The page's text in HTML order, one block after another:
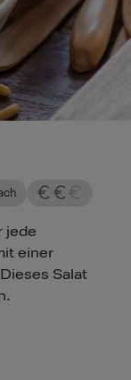
jede
einer
Salat